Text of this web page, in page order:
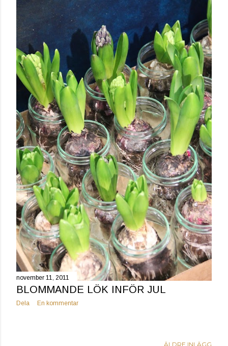
november 11, 2011
BLOMMANDE LÖK INFÖR JUL
Dela En kommentar
ÄLDRE INLÄGG